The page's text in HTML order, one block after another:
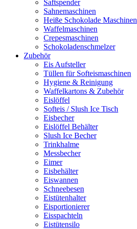
Saftspender
Sahnemaschinen
Heiße Schokolade Maschinen
Waffelmaschinen
Crepesmaschinen
Schokoladenschmelzer
Zubehör
Eis Aufsteller
Tüllen für Softeismaschinen
Hygiene & Reinigung
Waffelkartons & Zubehör
Eislöffel
Softeis / Slush Ice Tisch
Eisbecher
Eislöffel Behälter
Slush Ice Becher
Trinkhalme
Messbecher
Eimer
Eisbehälter
Eiswannen
Schneebesen
Eistütenhalter
Eisportionierer
Eisspachteln
Eistütensilo